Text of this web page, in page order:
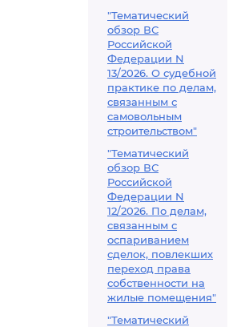
"Тематический
обзор ВС
Российской
Федерации N
13/2026. О судебной
практике по делам,
связанным с
самовольным
строительством"
"Тематический
обзор ВС
Российской
Федерации N
12/2026. По делам,
связанным с
оспариванием
сделок, повлекших
переход права
собственности на
жилые помещения"
"Тематический